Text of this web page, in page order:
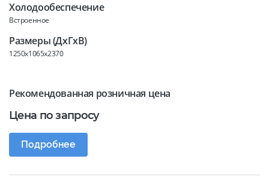
Холодообеспечение
Встроенное
Размеры (ДхГхВ)
1250x1065x2370
Рекомендованная розничная цена
Цена по запросу
Подробнее